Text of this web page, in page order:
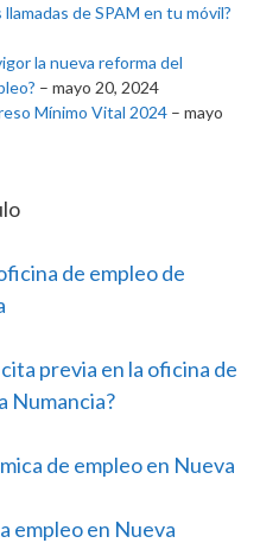
de SPAM en tu móvil?
la nueva reforma del
– mayo 20, 2024
Mínimo Vital 2024 – mayo
de empleo de
previa en la oficina de
Numancia?
de empleo en Nueva
empleo en Nueva